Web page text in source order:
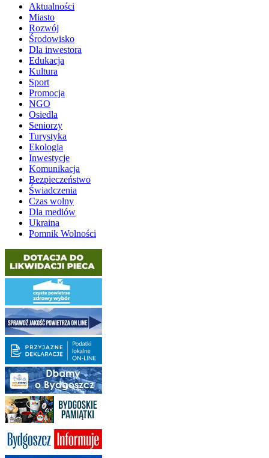
Aktualności
Miasto
Rozwój
Środowisko
Dla inwestora
Edukacja
Kultura
Sport
Promocja
NGO
Osiedla
Seniorzy
Turystyka
Ekologia
Inwestycje
Komunikacja
Bezpieczeństwo
Świadczenia
Czas wolny
Dla mediów
Ukraina
Pomnik Wolności